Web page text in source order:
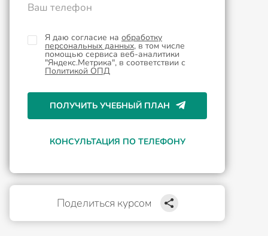
Ваш телефон
Я даю согласие на обработку
персональных данных, в том числе
помощью сервиса веб-аналитики
"Яндекс.Метрика", в соответствии с
Политикой ОПД
ПОЛУЧИТЬ УЧЕБНЫЙ ПЛАН
КОНСУЛЬТАЦИЯ ПО ТЕЛЕФОНУ
Поделиться курсом